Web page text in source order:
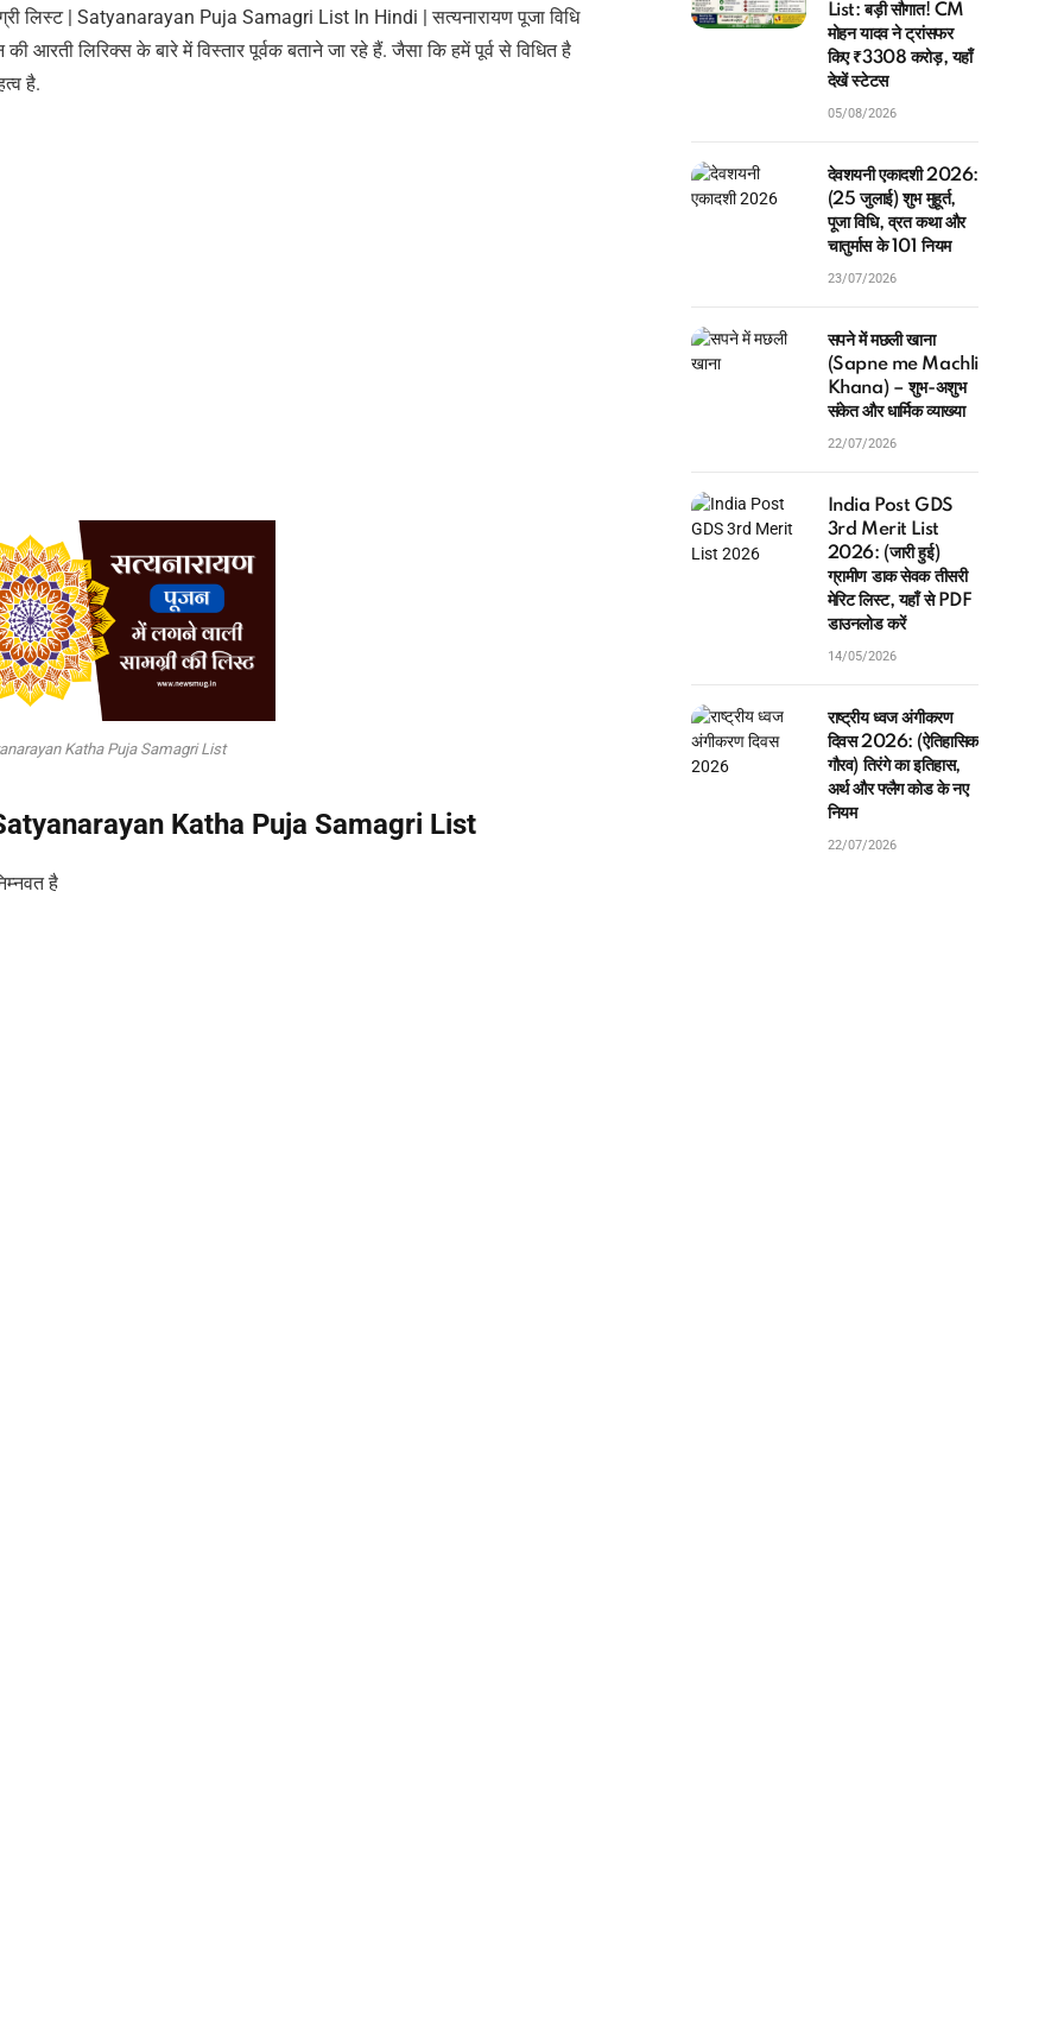
लिस्ट | Satyanarayan Puja Samagri List In Hindi | सत्यनारायण पूजा विधि
आरती लिरिक्स के बारे में विस्तार पूर्वक बताने जा रहे हैं. जैसा कि हमें पूर्व से विधित है
है.
Katha Puja Samagri List
Satyanarayan Katha Puja Samagri List
है
List: बड़ी सौगात! CM
मोहन यादव ने ट्रांसफर
किए ₹3308 करोड़, यहाँ
देखें स्टेटस
05/08/2026
देवशयनी एकादशी 2026:
(25 जुलाई) शुभ मुहूर्त,
पूजा विधि, व्रत कथा और
चातुर्मास के 101 नियम
23/07/2026
सपने में मछली खाना
(Sapne me Machli
Khana) – शुभ-अशुभ
संकेत और धार्मिक व्याख्या
22/07/2026
India Post GDS
3rd Merit List
2026: (जारी हुई)
ग्रामीण डाक सेवक तीसरी
मेरिट लिस्ट, यहाँ से PDF
डाउनलोड करें
14/05/2026
राष्ट्रीय ध्वज अंगीकरण
दिवस 2026: (ऐतिहासिक
गौरव) तिरंगे का इतिहास,
अर्थ और फ्लैग कोड के नए
नियम
22/07/2026